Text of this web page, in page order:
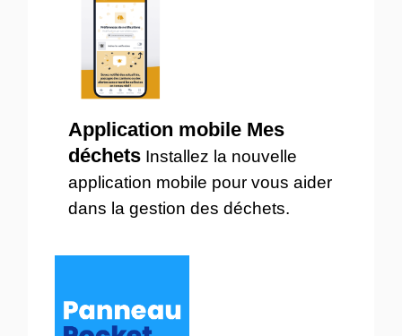
Application mobile Mes
déchets Installez la nouvelle
application mobile pour vous aider
dans la gestion des déchets.